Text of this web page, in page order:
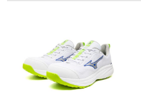
トレーニング